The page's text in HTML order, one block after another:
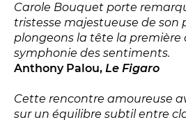
Le Lab'Oratoire[cours
À Voix haute ·cours [8-14
Lettres à... [8 édition]
Carole Bouquet porte
tristesse majestueuse de son
plongeons la tête la première
symphonie des sentiments.
Anthony Palou, Le Figaro
Cette rencontre amoureuse
sur un équilibre subtil entre